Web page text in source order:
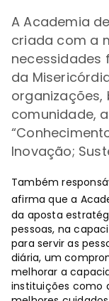
A Academia
criada com a
necessidades
da
comunidade,
“
Inovação;
Também
afirma que a
da aposta
pessoas, na
para servir as
diária, um
melhorar a
instituições como